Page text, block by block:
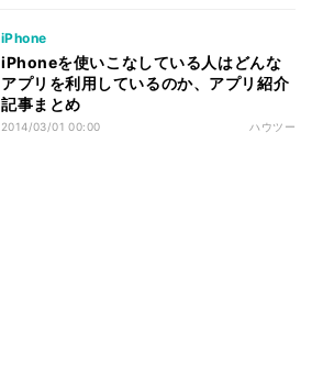
iPhone
iPhoneを使いこなしている人はどんな
アプリを利用しているのか、アプリ紹介
記事まとめ
2014/03/01 00:00 ハウツー